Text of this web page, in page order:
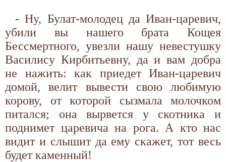
- Ну, Булат-молодец да Иван-царевич,
убили вы нашего брата Кощея
Бессмертного, увезли нашу невестушку
Василису Кирбитьевну, да и вам добра
не нажить: как приедет Иван-царевич
домой, велит вывести свою любимую
корову, от которой сызмала молочком
питался; она вырвется у скотника и
поднимет царевича на рога. А кто нас
видит и слышит да ему скажет, тот весь
будет каменный!